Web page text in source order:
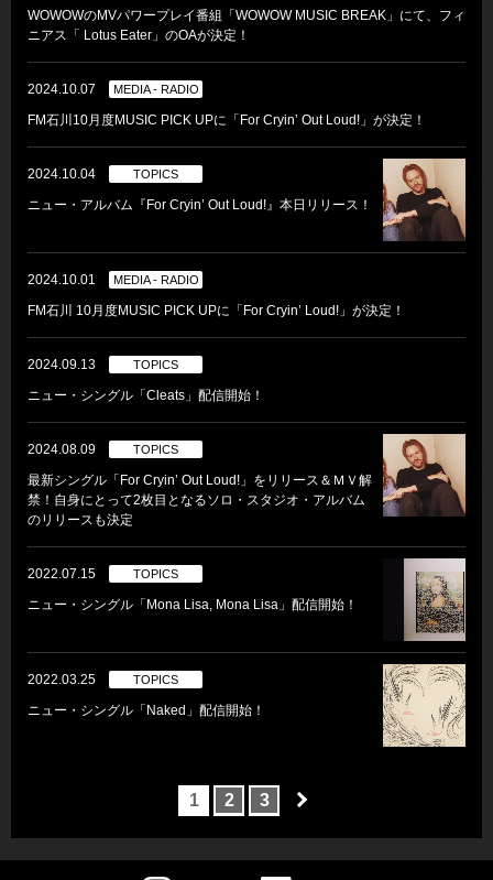
WOWOWのMVパワープレイ番組「WOWOW MUSIC BREAK」にて、フィ
ニアス「 Lotus Eater」のOAが決定！
2024.10.07 MEDIA - RADIO
FM石川10月度MUSIC PICK UPに「For Cryin’ Out Loud!」が決定！
2024.10.04 TOPICS
ニュー・アルバム『For Cryin’ Out Loud!』本日リリース！
2024.10.01 MEDIA - RADIO
FM石川 10月度MUSIC PICK UPに「For Cryin’ Loud!」が決定！
2024.09.13 TOPICS
ニュー・シングル「Cleats」配信開始！
2024.08.09 TOPICS
最新シングル「For Cryin’ Out Loud!」をリリース＆ＭＶ解
禁！自身にとって2枚目となるソロ・スタジオ・アルバム
のリリースも決定
2022.07.15 TOPICS
ニュー・シングル「Mona Lisa, Mona Lisa」配信開始！
2022.03.25 TOPICS
ニュー・シングル「Naked」配信開始！
1 2 3